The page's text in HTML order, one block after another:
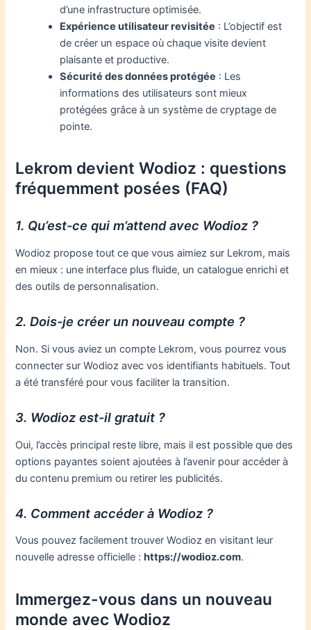
d’une infrastructure optimisée.
Expérience utilisateur revisitée : L’objectif est
de créer un espace où chaque visite devient
plaisante et productive.
Sécurité des données protégée : Les
informations des utilisateurs sont mieux
protégées grâce à un système de cryptage de
pointe.
Lekrom devient Wodioz : questions
fréquemment posées (FAQ)
1. Qu’est-ce qui m’attend avec Wodioz ?
Wodioz propose tout ce que vous aimiez sur Lekrom, mais
en mieux : une interface plus fluide, un catalogue enrichi et
des outils de personnalisation.
2. Dois-je créer un nouveau compte ?
Non. Si vous aviez un compte Lekrom, vous pourrez vous
connecter sur Wodioz avec vos identifiants habituels. Tout
a été transféré pour vous faciliter la transition.
3. Wodioz est-il gratuit ?
Oui, l’accès principal reste libre, mais il est possible que des
options payantes soient ajoutées à l’avenir pour accéder à
du contenu premium ou retirer les publicités.
4. Comment accéder à Wodioz ?
Vous pouvez facilement trouver Wodioz en visitant leur
nouvelle adresse officielle : https://wodioz.com.
Immergez-vous dans un nouveau
monde avec Wodioz